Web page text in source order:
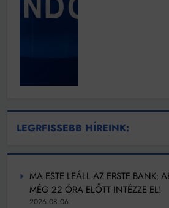
LEGRFISSEBB HÍREINK:
MA ESTE LEÁLL AZ ERSTE BANK:
MÉG 22 ÓRA ELŐTT INTÉZZE EL!
2026.08.06.